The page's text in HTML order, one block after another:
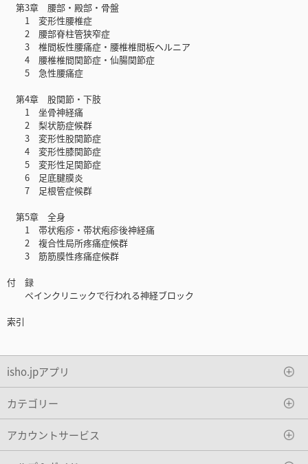
第3章 腰部・殿部・骨盤
1 変形性腰椎症
2 腰部脊柱管狭窄症
3 椎間板性腰痛症・腰椎椎間板ヘルニア
4 腰椎椎間関節症・仙腸関節症
5 急性腰痛症
第4章 股関節・下肢
1 坐骨神経痛
2 梨状筋症候群
3 変形性股関節症
4 変形性膝関節症
5 変形性足関節症
6 足底腱膜炎
7 足根管症候群
第5章 全身
1 帯状疱疹・帯状疱疹後神経痛
2 複合性局所疼痛症候群
3 筋筋膜性疼痛症候群
付 録
ペインクリニックで行われる神経ブロック
索引
isho.jpアプリ
カテゴリー
アカウントサービス